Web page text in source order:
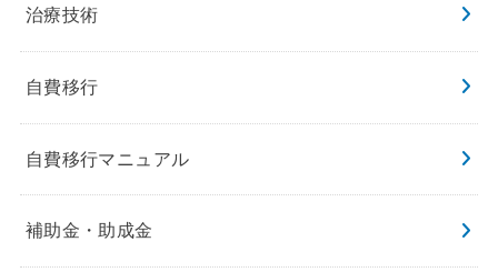
治療技術
自費移行
自費移行マニュアル
補助金・助成金